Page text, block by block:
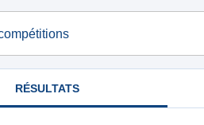
RÉSULTATS